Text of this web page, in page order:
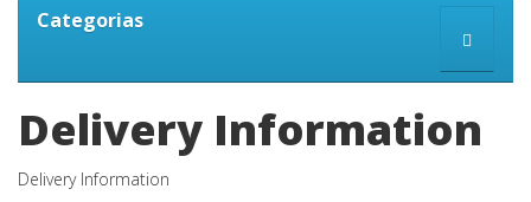
Categorias
Delivery Information
Delivery Information